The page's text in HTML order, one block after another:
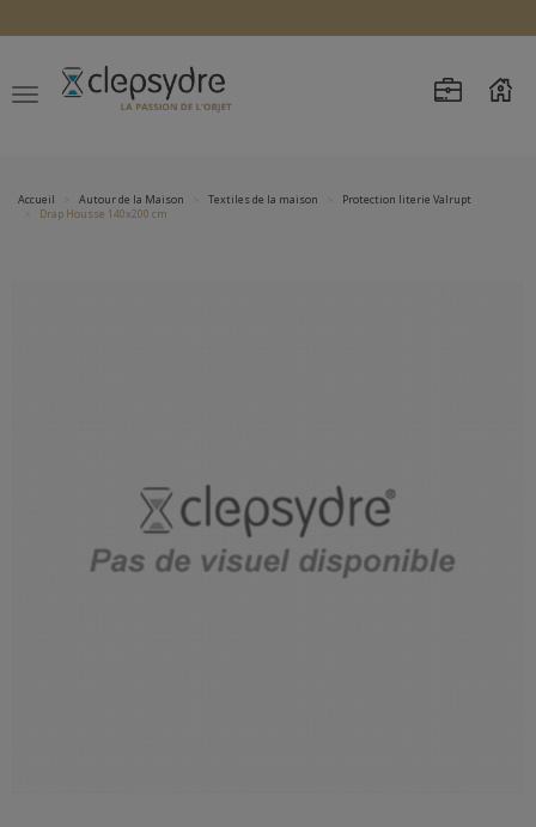
Accueil Autour de la Maison Textiles de la maison
Protection literie Valrupt
Drap Housse 140x200 cm